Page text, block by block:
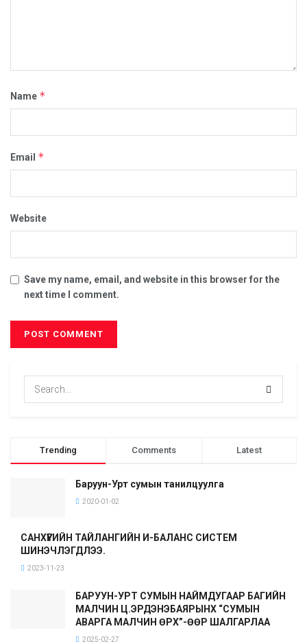
Name *
Email *
Website
Save my name, email, and website in this browser for the
next time I comment.
Trending Comments Latest
Баруун-Урт сумын танилцуулга
2020-01-02
САНХҮҮГИЙН ТАЙЛАНГИЙН И-БАЛАНС СИСТЕМ
ШИНЭЧЛЭГДЛЭЭ.
2023-11-23
БАРУУН-УРТ СУМЫН НАЙМДУГААР БАГИЙН
МАЛЧИН Ц.ЭРДЭНЭБАЯРЫНХ “СУМЫН
АВАРГА МАЛЧИН ӨРХ”-ӨӨР ШАЛГАРЛАА
2025-02-27